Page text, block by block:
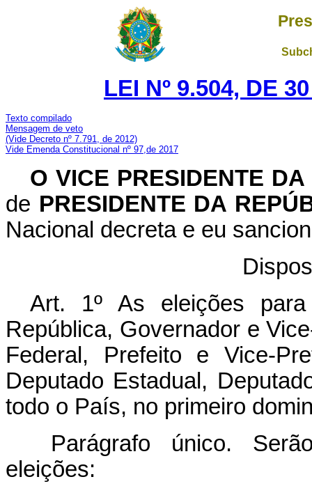
LEI Nº 9.504, DE
Texto compilado
Mensagem de veto
(Vide Decreto nº 7.791, de 2012)
Vide Emenda Constitucional nº 97,de 2017
O VICE PRESIDENTE
de PRESIDENTE DA
Nacional decreta e eu
Art. 1º As eleições
República, Governador e
Federal, Prefeito e Vice-
Deputado Estadual,
todo o País, no primeiro
Parágrafo único.
eleições: